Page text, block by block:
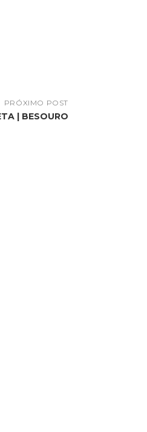
PRÓXIMO POST
| BESOURO